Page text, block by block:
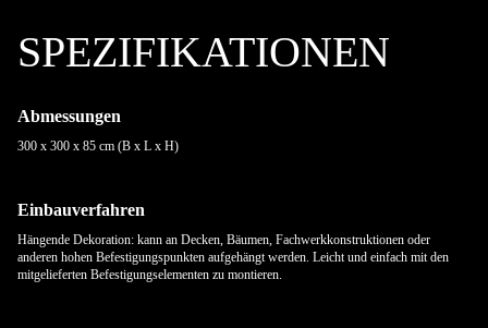
SPEZIFIKATIONEN
Abmessungen
300 x 300 x 85 cm (B x L x H)
Einbauverfahren
Hängende Dekoration: kann an Decken, Bäumen, Fachwerkkonstruktionen oder
anderen hohen Befestigungspunkten aufgehängt werden. Leicht und einfach mit den
mitgelieferten Befestigungselementen zu montieren.